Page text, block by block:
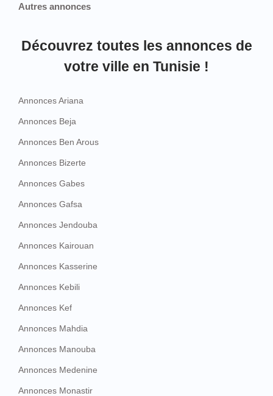
Autres annonces
Découvrez toutes les annonces de
votre ville en Tunisie !
Annonces Ariana
Annonces Beja
Annonces Ben Arous
Annonces Bizerte
Annonces Gabes
Annonces Gafsa
Annonces Jendouba
Annonces Kairouan
Annonces Kasserine
Annonces Kebili
Annonces Kef
Annonces Mahdia
Annonces Manouba
Annonces Medenine
Annonces Monastir